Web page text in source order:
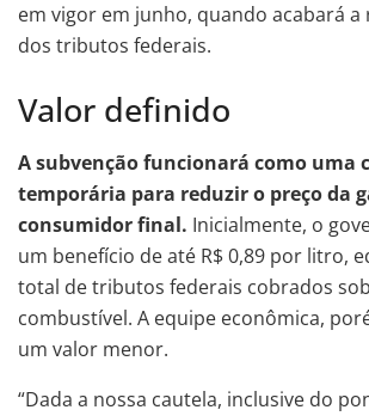
em vigor em junho, quando acabará a
dos tributos federais.
Valor definido
A subvenção funcionará como uma
temporária para reduzir o preço da
consumidor final. Inicialmente, o
um benefício de até R$ 0,89 por litro,
total de tributos federais cobrados
combustível. A equipe econômica,
um valor menor.
“Dada a nossa cautela, inclusive do